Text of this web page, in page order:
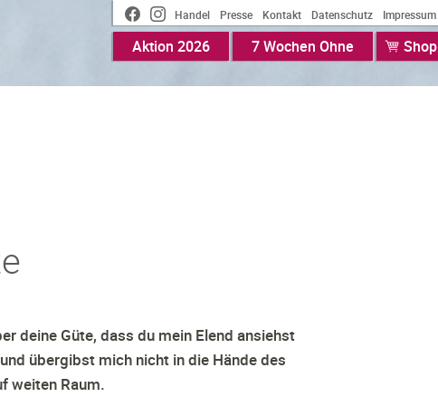
Meta
Top
Handel Presse Kontakt Datenschutz Impressum
Aktion 2026 7 Wochen Ohne Shop
deine Güte, dass du mein Elend ansiehst
übergibst mich nicht in die Hände des
weiten Raum.